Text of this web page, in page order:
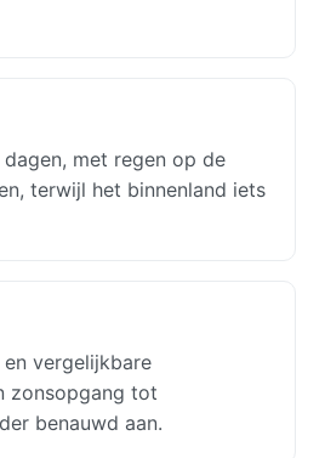
met regen op de
terwijl het binnenland iets
vergelijkbare
zonsopgang tot
benauwd aan.